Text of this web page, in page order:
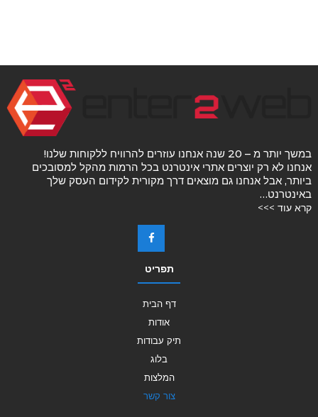
במשך יותר מ – 20 שנה אנחנו עוזרים להרוויח ללקוחות שלנו!
אנחנו לא רק יוצרים אתרי אינטרנט בכל הרמות מהקל למסובכים
ביותר, אבל אנחנו גם מוצאים דרך מקורית לקידום העסק שלך
באינטרנט…
קרא עוד >>>
תפריט
דף הבית
אודות
תיק עבודות
בלוג
המלצות
צור קשר